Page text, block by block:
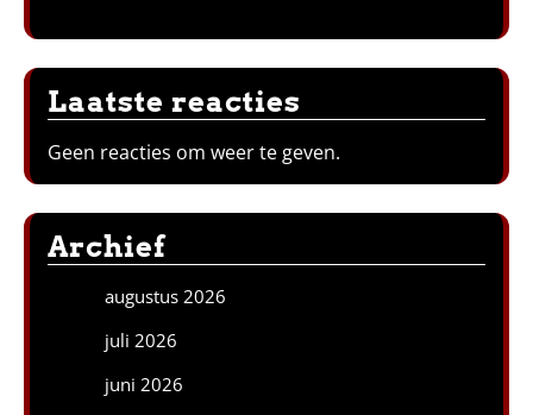
Laatste reacties
Geen reacties om weer te geven.
Archief
augustus 2026
juli 2026
juni 2026